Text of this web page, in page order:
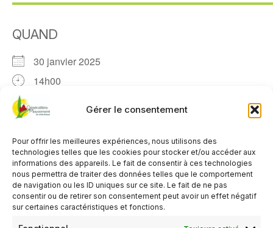
Gérer le consentement
Pour offrir les meilleures expériences, nous utilisons des
technologies telles que les cookies pour stocker et/ou accéder aux
informations des appareils. Le fait de consentir à ces technologies
nous permettra de traiter des données telles que le comportement
de navigation ou les ID uniques sur ce site. Le fait de ne pas
consentir ou de retirer son consentement peut avoir un effet négatif
sur certaines caractéristiques et fonctions.
QUAND
30 janvier 2025
14h00
AJOUTER AU CALENDRIER
Télécharger ICS Calendrier Google
TYPE D’ÉVÈNEMENT
Organisé par le Club de Crannes en Champagne
Activité gratuite,Réservé aux adhérents du club
organisateur